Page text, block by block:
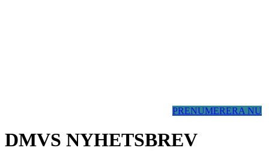
PRENUMERERA NU
DMVS NYHETSBREV